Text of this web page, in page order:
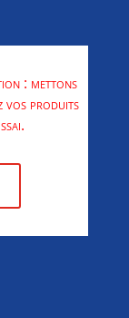
: mettons
vos produits